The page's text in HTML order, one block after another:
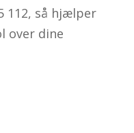
112, så hjælper
over dine